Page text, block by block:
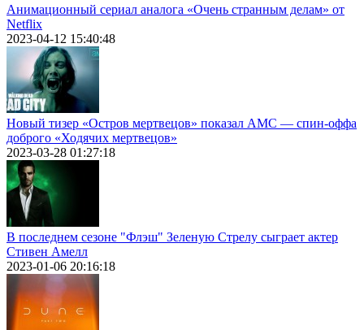
Анимационный сериал аналога «Очень странным делам» от
Netflix
2023-04-12 15:40:48
Новый тизер «Остров мертвецов» показал АМС — спин-оффа
доброго «Ходячих мертвецов»
2023-03-28 01:27:18
В последнем сезоне "Флэш" Зеленую Стрелу сыграет актер
Стивен Амелл
2023-01-06 20:16:18